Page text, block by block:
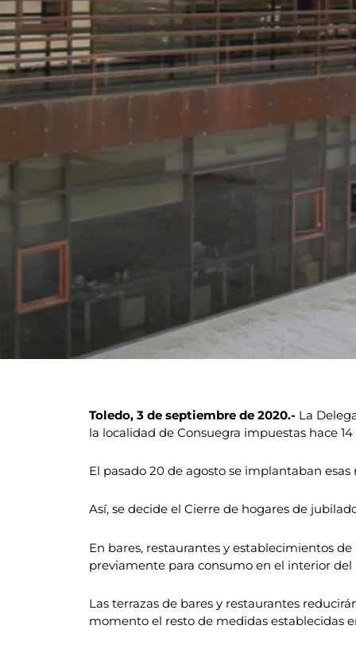
Toledo, 3 de septiembre de 2020.- La
la localidad de Consuegra impuestas hace 14
El pasado 20 de agosto se implantaban
Así, se decide el Cierre de hogares de
En bares, restaurantes y establecimientos
previamente para consumo en el interior del
Las terrazas de bares y restaurantes
momento el resto de medidas establecidas